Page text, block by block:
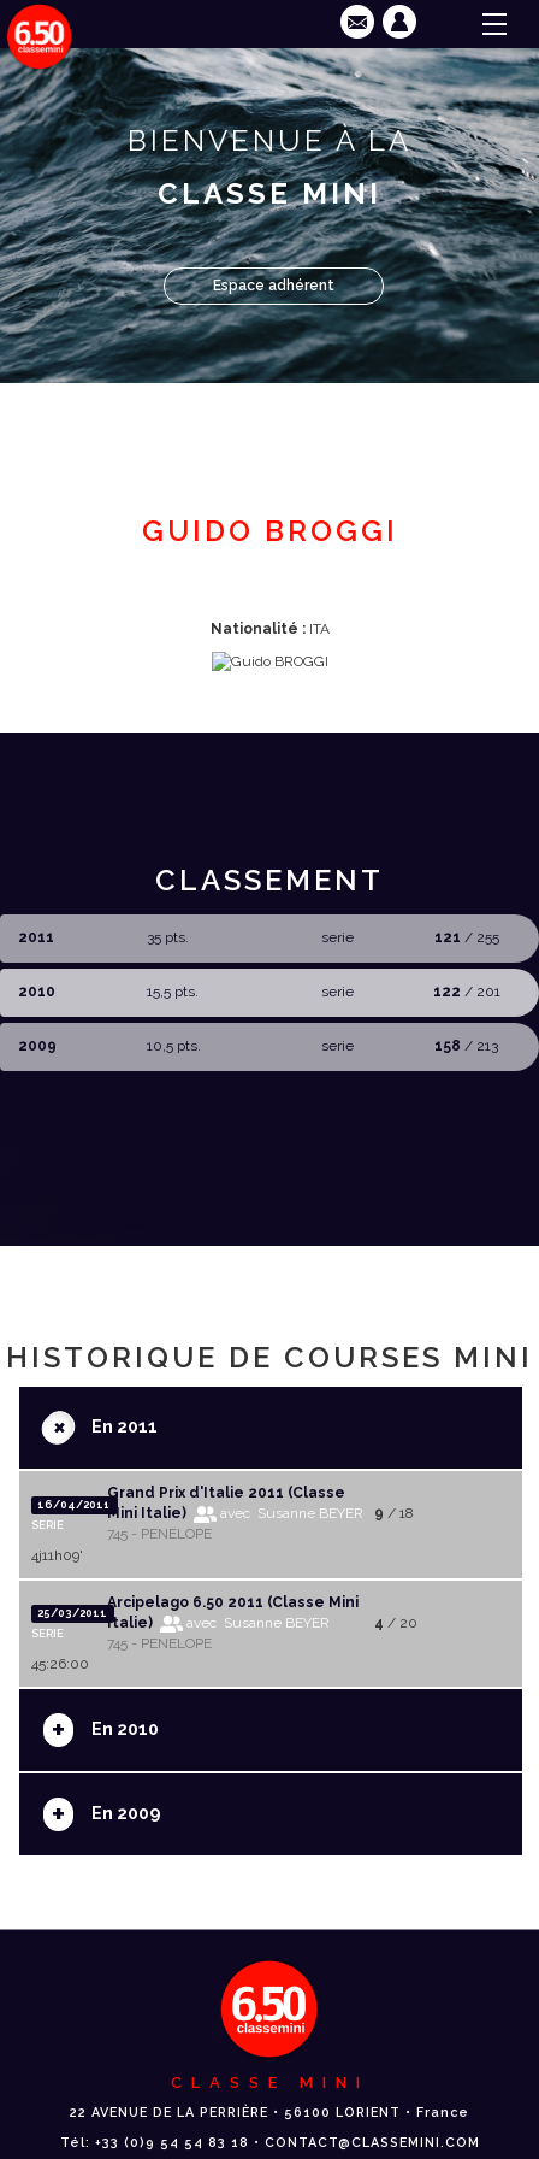
BIENVENUE À LA
CLASSE MINI
Espace adhérent
GUIDO BROGGI
Nationalité :ITA
CLASSEMENT
2011 35 pts. serie 121 / 255
2010 15,5 pts. serie 122 / 201
2009 10,5 pts. serie 158 / 213
HISTORIQUE DE COURSES MINI
+En 2011
16/04/2011
SERIE
Grand Prix d'Italie 2011 (Classe
Mini Italie)
avec Susanne BEYER
745 - PENELOPE
9 / 18
4j11h09'
25/03/2011
SERIE
Arcipelago 6.50 2011 (Classe Mini
Italie)
avec Susanne BEYER
745 - PENELOPE
4 / 20
45:26:00
+ En 2010
+ En 2009
CLASSE MINI
22 AVENUE DE LA PERRIÈRE • 56100 LORIENT • France
Tél: +33 (0)9 54 54 83 18 • CONTACT@CLASSEMINI.COM